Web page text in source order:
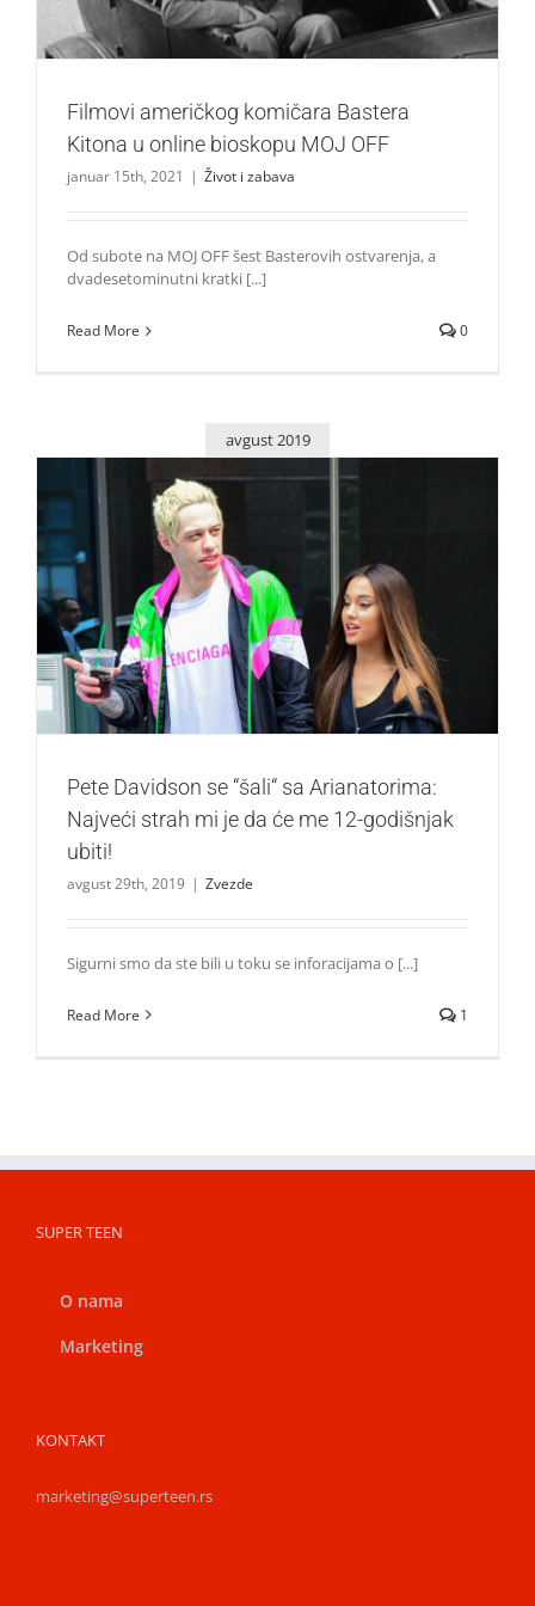
Filmovi američkog komičara Bastera
Kitona u online bioskopu MOJ OFF
januar 15th, 2021 | Život i zabava
Od subote na MOJ OFF šest Basterovih ostvarenja, a
dvadesetominutni kratki [...]
Read More 0
avgust 2019
Pete Davidson se “šali“ sa Arianatorima: Najveći strah mi
je da će me 12-godišnjak ubiti!
Zvezde
Pete Davidson se “šali“ sa Arianatorima:
Najveći strah mi je da će me 12-godišnjak
ubiti!
avgust 29th, 2019 | Zvezde
Sigurni smo da ste bili u toku se inforacijama o [...]
Read More 1
SUPER TEEN
O nama
Marketing
KONTAKT
marketing@superteen.rs